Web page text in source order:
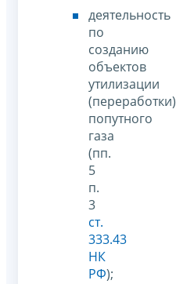
деятельность
по
созданию
объектов
утилизации
(переработки)
попутного
газа
(пп.
5
п.
3
ст.
333.43
НК
РФ);